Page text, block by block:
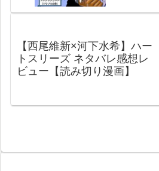
【西尾維新×河下水希】ハー
トスリーズ ネタバレ感想レ
ビュー【読み切り漫画】